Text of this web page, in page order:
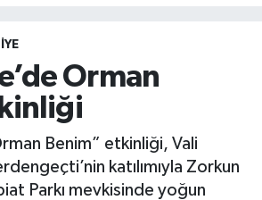
Orman
Benim” etkinliği, Vali
katılımıyla Zorkun
Parkı mevkisinde yoğun